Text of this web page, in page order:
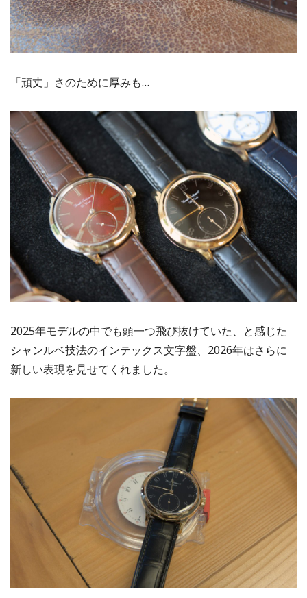
「頑丈」さのために厚みも…
2025年モデルの中でも頭一つ飛び抜けていた、と感じた
シャンルベ技法のインテックス文字盤、2026年はさらに
新しい表現を見せてくれました。